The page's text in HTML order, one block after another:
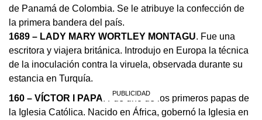
de Panamá de Colombia. Se le atribuye la confección de
la primera bandera del país.
1689 – LADY MARY WORTLEY MONTAGU. Fue una
escritora y viajera británica. Introdujo en Europa la técnica
de la inoculación contra la viruela, observada durante su
estancia en Turquía.
160 – VÍCTOR I PAPA
. Fue uno de los primeros papas de
la Iglesia Católica. Nacido en África, gobernó la Iglesia en